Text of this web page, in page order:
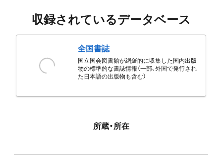
収録されているデータベース
全国書誌
国立国会図書館が網羅的に収集した国内出版
物の標準的な書誌情報（一部、外国で発行され
た日本語の出版物も含む）
所蔵・所在